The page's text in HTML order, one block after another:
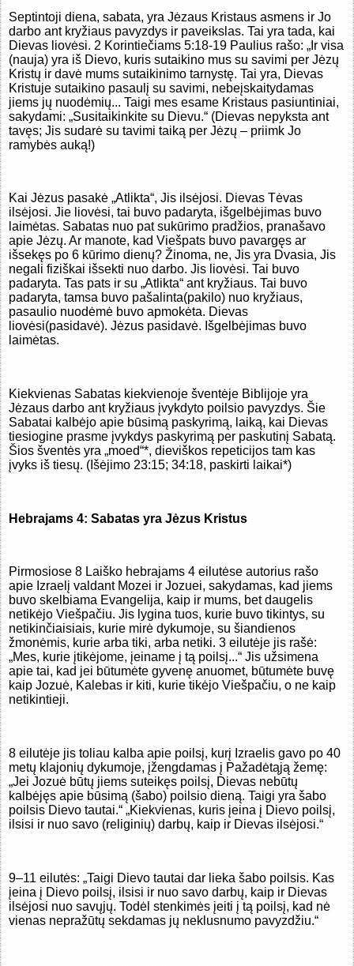
Septintoji diena, sabata, yra Jėzaus Kristaus asmens ir Jo
darbo ant kryžiaus pavyzdys ir paveikslas. Tai yra tada, kai
Dievas liovėsi. 2 Korintiečiams 5:18-19 Paulius rašo: „Ir visa
(nauja) yra iš Dievo, kuris sutaikino mus su savimi per Jėzų
Kristų ir davė mums sutaikinimo tarnystę. Tai yra, Dievas
Kristuje sutaikino pasaulį su savimi, nebeįskaitydamas
jiems jų nuodėmių... Taigi mes esame Kristaus pasiuntiniai,
sakydami: „Susitaikinkite su Dievu.“ (Dievas nepyksta ant
tavęs; Jis sudarė su tavimi taiką per Jėzų – priimk Jo
ramybės auką!)
Kai Jėzus pasakė „Atlikta“, Jis ilsėjosi. Dievas Tėvas
ilsėjosi. Jie liovėsi, tai buvo padaryta, išgelbėjimas buvo
laimėtas. Sabatas nuo pat sukūrimo pradžios, pranašavo
apie Jėzų. Ar manote, kad Viešpats buvo pavargęs ar
išsekęs po 6 kūrimo dienų? Žinoma, ne, Jis yra Dvasia, Jis
negali fiziškai išsekti nuo darbo. Jis liovėsi. Tai buvo
padaryta. Tas pats ir su „Atlikta“ ant kryžiaus. Tai buvo
padaryta, tamsa buvo pašalinta(pakilo) nuo kryžiaus,
pasaulio nuodėmė buvo apmokėta. Dievas
liovėsi(pasidavė). Jėzus pasidavė. Išgelbėjimas buvo
laimėtas.
Kiekvienas Sabatas kiekvienoje šventėje Biblijoje yra
Jėzaus darbo ant kryžiaus įvykdyto poilsio pavyzdys. Šie
Sabatai kalbėjo apie būsimą paskyrimą, laiką, kai Dievas
tiesiogine prasme įvykdys paskyrimą per paskutinį Sabatą.
Šios šventės yra „moed“*, dieviškos repeticijos tam kas
įvyks iš tiesų. (Išėjimo 23:15; 34:18, paskirti laikai*)
Hebrajams 4: Sabatas yra Jėzus Kristus
Pirmosiose 8 Laiško hebrajams 4 eilutėse autorius rašo
apie Izraelį valdant Mozei ir Jozuei, sakydamas, kad jiems
buvo skelbiama Evangelija, kaip ir mums, bet daugelis
netikėjo Viešpačiu. Jis lygina tuos, kurie buvo tikintys, su
netikinčiaisiais, kurie mirė dykumoje, su šiandienos
žmonėmis, kurie arba tiki, arba netiki. 3 eilutėje jis rašė:
„Mes, kurie įtikėjome, įeiname į tą poilsį...“ Jis užsimena
apie tai, kad jei būtumėte gyvenę anuomet, būtumėte buvę
kaip Jozuė, Kalebas ir kiti, kurie tikėjo Viešpačiu, o ne kaip
netikintieji.
8 eilutėje jis toliau kalba apie poilsį, kurį Izraelis gavo po 40
metų klajonių dykumoje, įžengdamas į Pažadėtąją žemę:
„Jei Jozuė būtų jiems suteikęs poilsį, Dievas nebūtų
kalbėjęs apie būsimą (šabo) poilsio dieną. Taigi yra šabo
poilsis Dievo tautai.“ „Kiekvienas, kuris įeina į Dievo poilsį,
ilsisi ir nuo savo (religinių) darbų, kaip ir Dievas ilsėjosi.“
9–11 eilutės: „Taigi Dievo tautai dar lieka šabo poilsis. Kas
įeina į Dievo poilsį, ilsisi ir nuo savo darbų, kaip ir Dievas
ilsėjosi nuo savųjų. Todėl stenkimės įeiti į tą poilsį, kad nė
vienas nepražūtų sekdamas jų neklusnumo pavyzdžiu.“